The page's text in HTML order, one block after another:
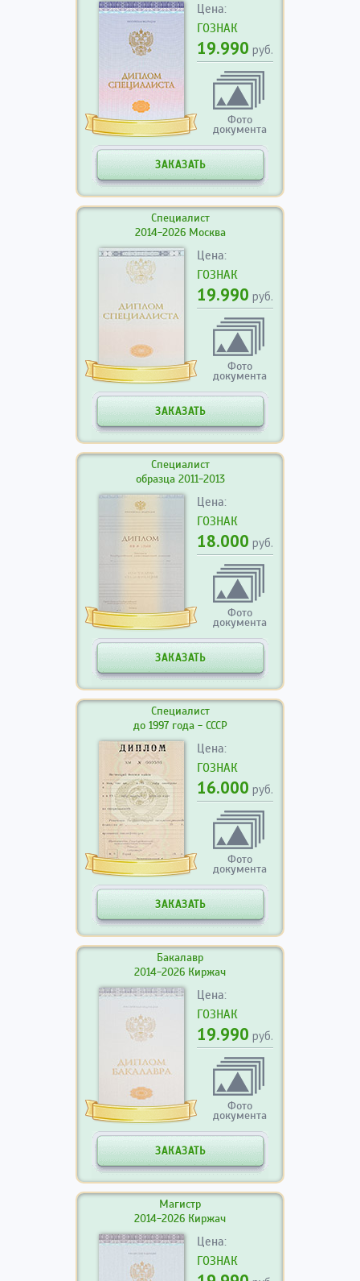
Цена:
ГОЗНАК
19.990 руб.
Фото
документа
ЗАКАЗАТЬ
Специалист
2014-2026 Москва
Цена:
ГОЗНАК
19.990 руб.
Фото
документа
ЗАКАЗАТЬ
Специалист
образца 2011-2013
Цена:
ГОЗНАК
18.000 руб.
Фото
документа
ЗАКАЗАТЬ
Специалист
до 1997 года - СССР
Цена:
ГОЗНАК
16.000 руб.
Фото
документа
ЗАКАЗАТЬ
Бакалавр
2014-2026 Киржач
Цена:
ГОЗНАК
19.990 руб.
Фото
документа
ЗАКАЗАТЬ
Магистр
2014-2026 Киржач
Цена:
ГОЗНАК